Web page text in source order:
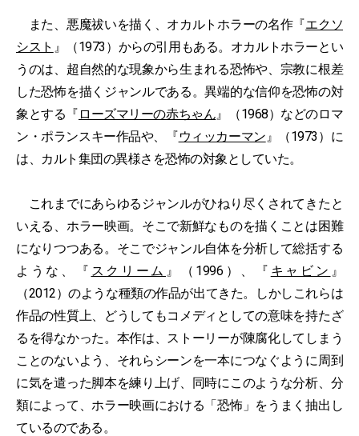
また、悪魔祓いを描く、オカルトホラーの名作『エクソ
シスト 』（1973）からの引用もある。オカルトホラーとい
うのは、超自然的な現象から生まれる恐怖や、宗教に根差
した恐怖を描くジャンルである。異端的な信仰を恐怖の対
象とする『 ローズマリーの赤ちゃん』（1968）などのロマ
ン・ポランスキー作品や、『ウィッカーマン』（1973）に
は、カルト集団の異様さを恐怖の対象としていた。
これまでにあらゆるジャンルがひねり尽くされてきたと
いえる、ホラー映画。そこで新鮮なものを描くことは困難
になりつつある。そこでジャンル自体を分析して総括する
ような、『 スクリーム 』（1996）、『 キャビン 』
（2012）のような種類の作品が出てきた。しかしこれらは
作品の性質上、どうしてもコメディとしての意味を持たざ
るを得なかった。本作は、ストーリーが陳腐化してしまう
ことのないよう、それらシーンを一本につなぐように周到
に気を遣った脚本を練り上げ、同時にこのような分析、分
類によって、ホラー映画における「恐怖」をうまく抽出し
ているのである。